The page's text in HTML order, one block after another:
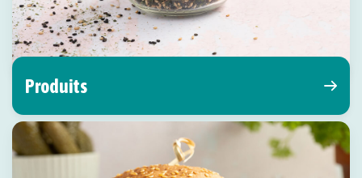
Produits